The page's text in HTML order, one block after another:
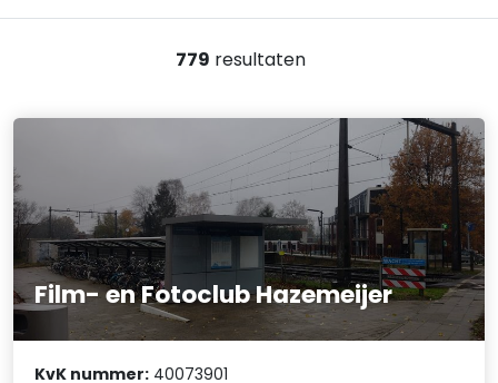
779 resultaten
Film- en Fotoclub Hazemeijer
KvK nummer: 40073901